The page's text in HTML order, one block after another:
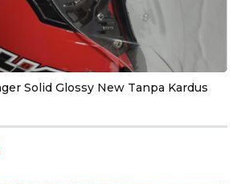
Solid Glossy New Tanpa Kardus